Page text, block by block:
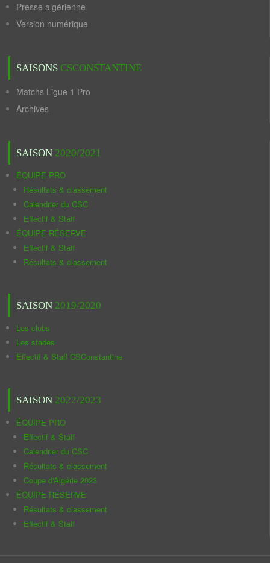
Presse algérienne
Version numérique
SAISONS CSCONSTANTINE
Matchs Ligue 1 Pro
Archives
SAISON 2020/2021
ÉQUIPE PRO
Résultats & classement
Calendrier du CSC
Effectif & Staff
ÉQUIPE RÉSERVE
Effectif & Staff
Résultats & classement
SAISON 2019/2020
Les clubs
Les stades
Effectif & Staff CSConstantine
SAISON 2022/2023
ÉQUIPE PRO
Effectif & Staff
Calendrier du CSC
Résultats & classement
Coupe d'Algérie 2023
ÉQUIPE RÉSERVE
Résultats & classement
Effectif & Staff